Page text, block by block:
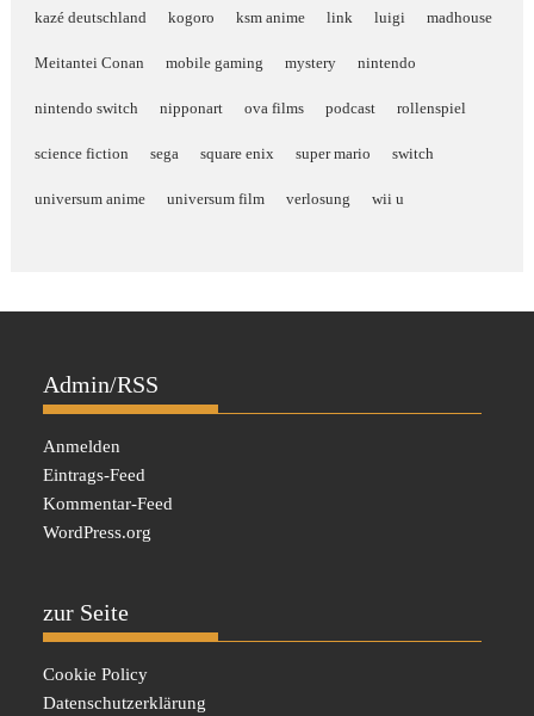
kazé deutschland kogoro ksm anime link luigi madhouse
Meitantei Conan mobile gaming mystery nintendo
nintendo switch nipponart ova films podcast rollenspiel
science fiction sega square enix super mario switch
universum anime universum film verlosung wii u
Admin/RSS
Anmelden
Eintrags-Feed
Kommentar-Feed
WordPress.org
zur Seite
Cookie Policy
Datenschutzerklärung